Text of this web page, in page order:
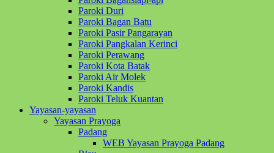
Paroki Duri
Paroki Bagan Batu
Paroki Pasir Pangarayan
Paroki Pangkalan Kerinci
Paroki Perawang
Paroki Kota Batak
Paroki Air Molek
Paroki Kandis
Paroki Teluk Kuantan
Yayasan-yayasan
Yayasan Prayoga
Padang
WEB Yayasan Prayoga Padang